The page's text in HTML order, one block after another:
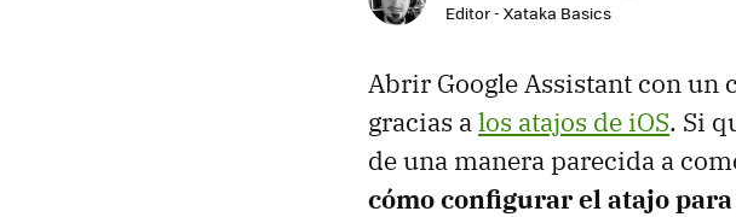
Editor - Xataka Basics
Abrir Google Assistant con un
gracias alos atajos de iOS. Si
de una manera parecida a
cómo configurar el atajo